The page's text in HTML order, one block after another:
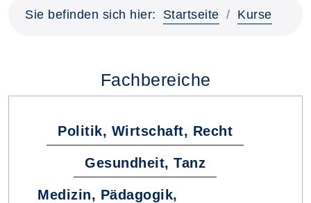
Sie befinden sich hier: Startseite Kurse
Fachbereiche
Politik, Wirtschaft, Recht
Gesundheit, Tanz
Medizin, Pädagogik,